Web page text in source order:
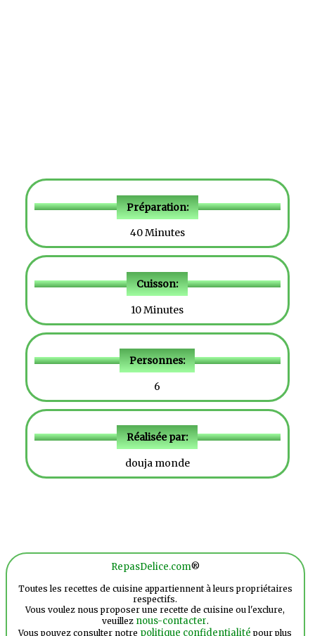
Préparation:
40 Minutes
Cuisson:
10 Minutes
Personnes:
6
Réalisée par:
douja monde
RepasDelice.com®
Toutes les recettes de cuisine appartiennent à leurs propriétaires
respectifs.
Vous voulez nous proposer une recette de cuisine ou l'exclure,
veuillez nous-contacter.
Vous pouvez consulter notre politique confidentialité pour plus